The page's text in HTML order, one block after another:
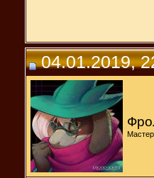
04.01.2019,